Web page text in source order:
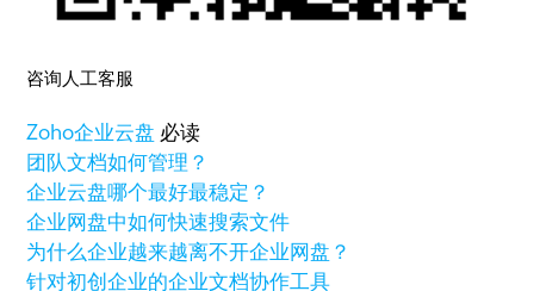
咨询人工客服
Zoho企业云盘 必读
团队文档如何管理？
企业云盘哪个最好最稳定？
企业网盘中如何快速搜索文件
为什么企业越来越离不开企业网盘？
针对初创企业的企业文档协作工具